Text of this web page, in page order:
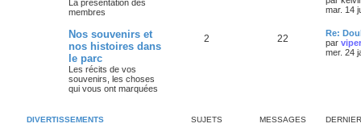
La présentation des
membres
mar. 14
Nos souvenirs et
nos histoires dans
le parc
Les récits de vos
souvenirs, les choses
qui vous ont marquées
2 22
Re:
par
mer. 24
DIVERTISSEMENTS SUJETS MESSAGES